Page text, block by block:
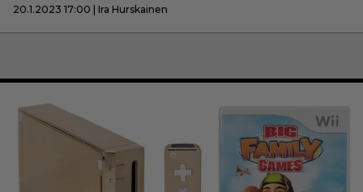
20.1.2023 17:00 | Ira Hurskainen